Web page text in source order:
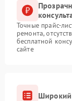
Точные прайс-
ремонта,
бесплатной
сайте
Широкий